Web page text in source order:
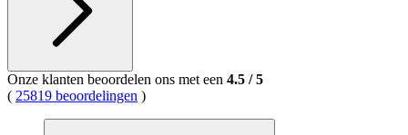
Onze klanten beoordelen ons met een 4.5 /5
( 25819 beoordelingen )